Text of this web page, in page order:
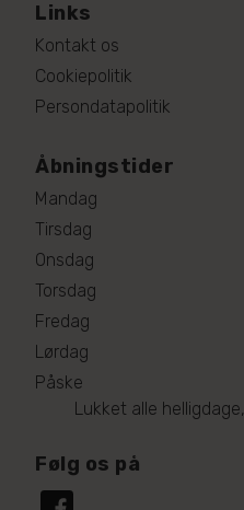
Links
Kontakt os
Cookiepolitik
Persondatapolitik
Åbningstider
Mandag
Tirsdag
Onsdag
Torsdag
Fredag
Lørdag
Påske
Lukket alle
Følg os på